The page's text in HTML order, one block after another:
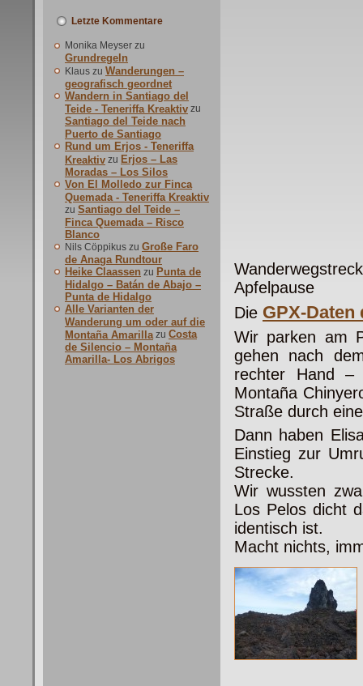
Letzte Kommentare
Monika Meyser zu
Grundregeln
Klaus zu Wanderungen –
geografisch geordnet
Wandern in Santiago del
Teide - Teneriffa Kreaktiv zu
Santiago del Teide nach
Puerto de Santiago
Rund um Erjos - Teneriffa
Kreaktiv zu Erjos – Las
Moradas – Los Silos
Von El Molledo zur Finca
Quemada - Teneriffa Kreaktiv
zu Santiago del Teide –
Finca Quemada – Risco
Blanco
Nils Cöppikus zu Große Faro
de Anaga Rundtour
Heike Claassen zu Punta de
Hidalgo – Batán de Abajo –
Punta de Hidalgo
Alle Varianten der
Wanderung um oder auf die
Montaña Amarilla zu Costa
de Silencio – Montaña
Amarilla- Los Abrigos
Apfelpause
Die GPX-Daten
Wir parken am
gehen nach
rechter Hand
Montaña
Straße durch
Dann haben
Einstieg zur
Strecke.
Wir wussten
Los Pelos dicht
identisch ist.
Macht nichts,